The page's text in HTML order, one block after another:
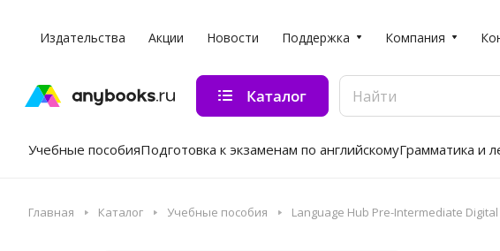
Издательства Акции Новости Поддержка Компания
Каталог
Учебные пособияПодготовка к экзаменам по английскомуГрамматика и
Главная Каталог Учебные пособия Language Hub Pre-Intermediate